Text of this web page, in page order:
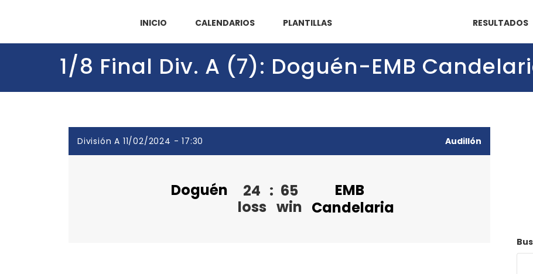
INICIO CALENDARIOS PLANTILLAS RESULTADOS
1/8 Final Div. A (7): Doguén-EMB
División A 11/02/2024 - 17:30 Audillón
Doguén
24
loss
: 65
win
EMB
Candelaria